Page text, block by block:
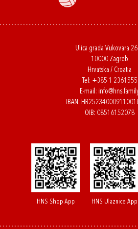
Ulica grada Vukovara
10000 Zagreb
Hrvatska / Croatia
Tel: +385 1 2361555
E-mail:
IBAN:
OIB: 08516152078
HNS Shop App HNS Ulaznice App